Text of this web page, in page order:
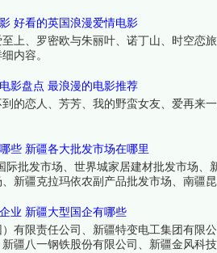
好看的英国浪漫爱情电影
上、罗密欧与朱丽叶、诺丁山、时空恋
内容。
影盘点 最浪漫的电影推荐
的恋人、芳芳、我的野蛮女友、爱再来
些 新疆各大批发市场在哪里
际批发市场、世界城家居建材批发市场
新疆克拉玛依农副产品批发市场、南疆
业 新疆大型国企有哪些
有限责任公司、新疆特变电工集团有限
疆八一钢铁股份有限公司、新疆金风科